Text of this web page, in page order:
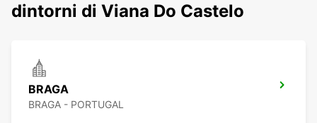
dintorni di Viana Do Castelo
BRAGA
BRAGA - PORTUGAL